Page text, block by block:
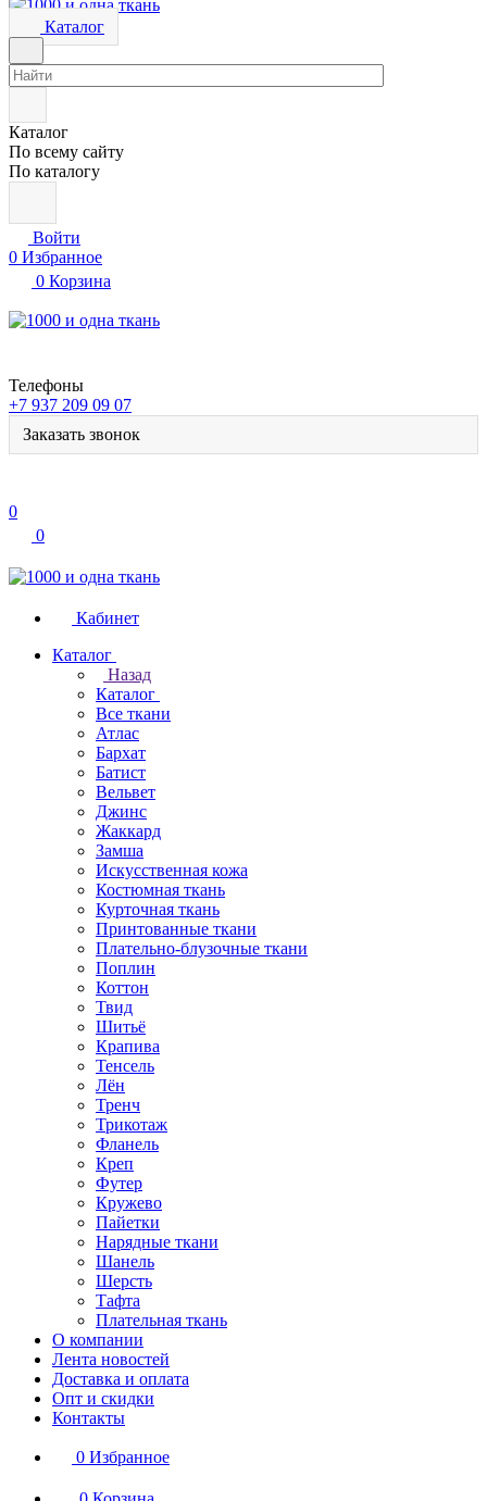
Каталог
Каталог
По всему сайту
По каталогу
Войти
0 Избранное
0 Корзина
Телефоны
+7 937 209 09 07
Заказать звонок
0
0
Кабинет
Каталог
Назад
Каталог
Все ткани
Атлас
Бархат
Батист
Вельвет
Джинс
Жаккард
Замша
Искусственная кожа
Костюмная ткань
Курточная ткань
Принтованные ткани
Плательно-блузочные ткани
Поплин
Коттон
Твид
Шитьё
Крапива
Тенсель
Лён
Тренч
Трикотаж
Фланель
Креп
Футер
Кружево
Пайетки
Нарядные ткани
Шанель
Шерсть
Тафта
Плательная ткань
О компании
Лента новостей
Доставка и оплата
Опт и скидки
Контакты
0 Избранное